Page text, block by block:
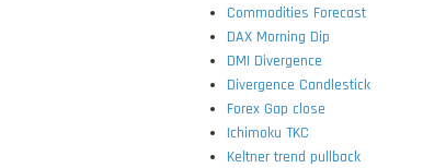
Commodities Forecast
DAX Morning Dip
DMI Divergence
Divergence Candlestick
Forex Gap close
Ichimoku TKC
Keltner trend pullback